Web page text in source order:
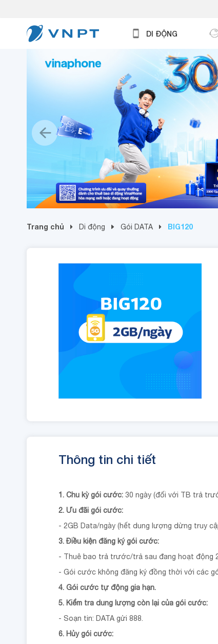
DI ĐỘNG
Trang chủ Di động Gói DATA BIG120
Thông tin chi tiết
1. Chu kỳ gói cước: 30 ngày (đối với TB trả
2. Ưu đãi gói cước:
- 2GB Data/ngày (hết dung lượng dừng truy
3. Điều kiện đăng ký gói cước:
- Thuê bao trả trước/trả sau đang hoạt động
- Gói cước không đăng ký đồng thời với các
4. Gói cước tự động gia hạn.
5. Kiểm tra dung lượng còn lại của gói cước:
- Soạn tin: DATA gửi 888.
6. Hủy gói cước: